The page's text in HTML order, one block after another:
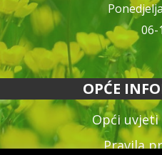
06-
OPĆE
Opći
Pravila